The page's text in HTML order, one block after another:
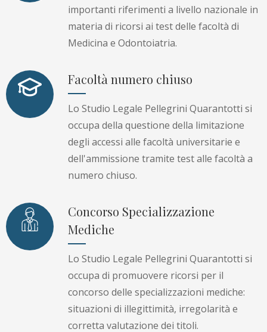
importanti riferimenti a livello nazionale in
materia di ricorsi ai test delle facoltà di
Medicina e Odontoiatria.
Facoltà numero chiuso
Lo Studio Legale Pellegrini Quarantotti si
occupa della questione della limitazione
degli accessi alle facoltà universitarie e
dell'ammissione tramite test alle facoltà a
numero chiuso.
Concorso Specializzazione
Mediche
Lo Studio Legale Pellegrini Quarantotti si
occupa di promuovere ricorsi per il
concorso delle specializzazioni mediche:
situazioni di illegittimità, irregolarità e
corretta valutazione dei titoli.